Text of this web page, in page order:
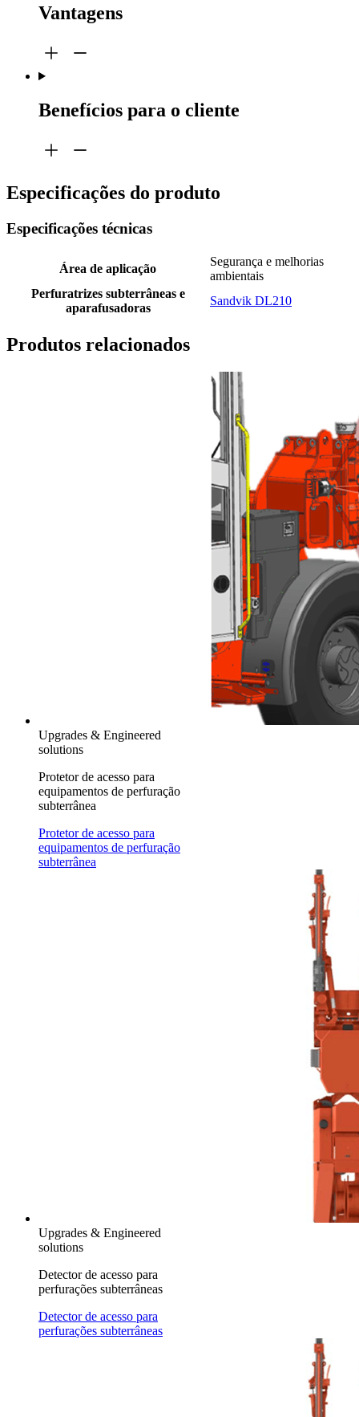
Vantagens
Benefícios para o cliente
Especificações do produto
Especificações técnicas
Área de aplicação
Segurança e melhorias
ambientais
Perfuratrizes subterrâneas e
aparafusadoras
Sandvik DL210
Produtos relacionados
Upgrades & Engineered
solutions
Protetor de acesso para
equipamentos de perfuração
subterrânea
Protetor de acesso para
equipamentos de perfuração
subterrânea
Upgrades & Engineered
solutions
Detector de acesso para
perfurações subterrâneas
Detector de acesso para
perfurações subterrâneas